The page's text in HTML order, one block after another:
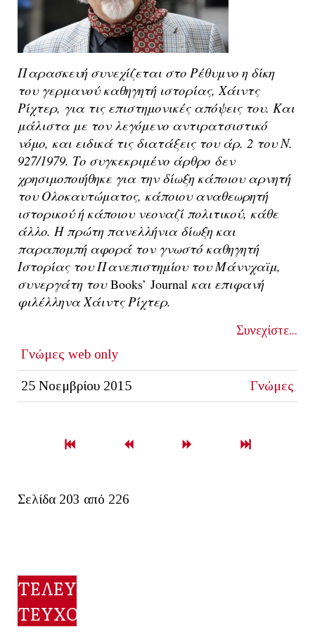
Παρασκευή συνεχίζεται στο Ρέθυμνο η δίκη
του γερμανού καθηγητή ιστορίας, Χάιντς
Ρίχτερ, για τις επιστημονικές απόψεις του. Και
μάλιστα με τον λεγόμενο αντιρατσιστικό
νόμο, και ειδικά τις διατάξεις του άρ. 2 του Ν.
927/1979. Το συγκεκριμένο άρθρο δεν
χρησιμοποιήθηκε για την δίωξη κάποιου αρνητή
του Ολοκαυτώματος, κάποιου αναθεωρητή
ιστορικού ή κάποιου νεοναζί πολιτικού, κάθε
άλλο. Η πρώτη πανελλήνια δίωξη και
παραπομπή αφορά τον γνωστό καθηγητή
Ιστορίας του Πανεπιστημίου του Μάννχαϊμ,
συνεργάτη τουBooks’ Journal και επιφανή
φιλέλληνα Χάιντς Ρίχτερ.
Συνεχίστε...
Γνώμες web only
25 Νοεμβρίου 2015 Γνώμες
Σελίδα 203 από 226
ΤΕΛΕΥΤΑΙΟ
ΤΕΥΧΟΣ